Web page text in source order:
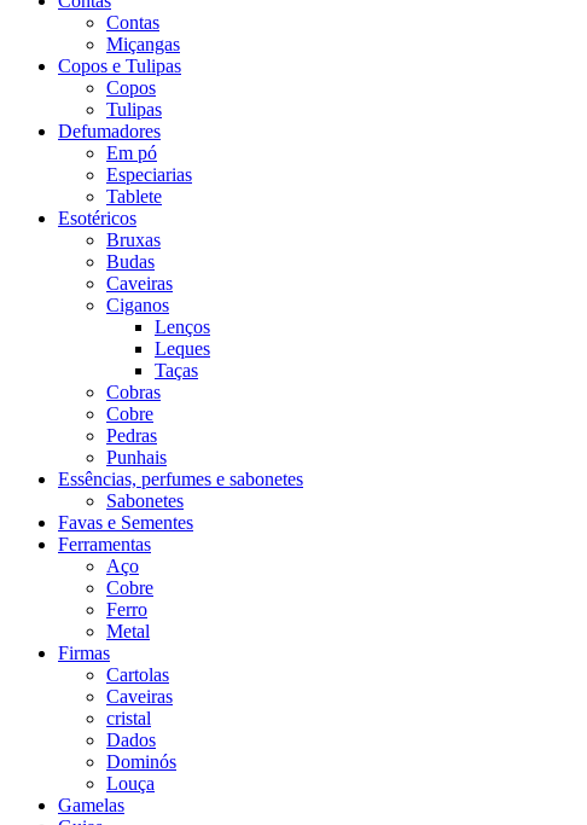
Contas
Miçangas
Copos e Tulipas
Copos
Tulipas
Defumadores
Em pó
Especiarias
Tablete
Esotéricos
Bruxas
Budas
Caveiras
Ciganos
Lenços
Leques
Taças
Cobras
Cobre
Pedras
Punhais
Essências, perfumes e sabonetes
Sabonetes
Favas e Sementes
Ferramentas
Aço
Cobre
Ferro
Metal
Firmas
Cartolas
Caveiras
cristal
Dados
Dominós
Louça
Gamelas